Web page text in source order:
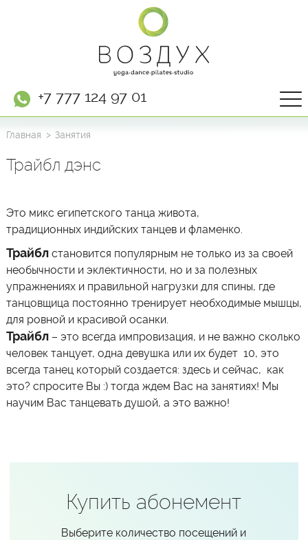
+7 777 124 97 01
Главная Занятия
Трайбл дэнс
Это микс египетского танца живота,
традиционных индийских танцев и фламенко.
Трайбл становится популярным не только из за своей
необычности и эклектичности, но и за полезных
упражнениях и правильной нагрузки для спины, где
танцовщица постоянно тренирует необходимые мышцы,
для ровной и красивой осанки.
Трайбл – это всегда импровизация, и не важно сколько
человек танцует, одна девушка или их будет 10, это
всегда танец который создается: здесь и сейчас, как
это? спросите Вы :) тогда ждем Вас на занятиях! Мы
научим Вас танцевать душой, а это важно!
Купить абонемент
Выберите количество посещений и